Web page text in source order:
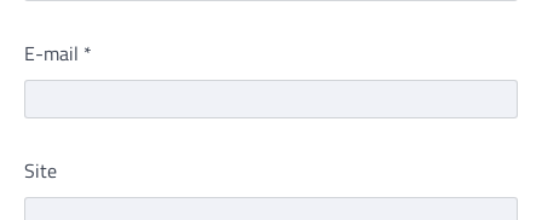
E-mail *
Site